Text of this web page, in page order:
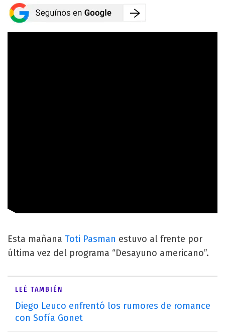
Esta mañana Toti Pasman estuvo al frente por
última vez del programa “Desayuno americano”.
LEÉ TAMBIÉN
Diego Leuco enfrentó los rumores de romance
con Sofía Gonet